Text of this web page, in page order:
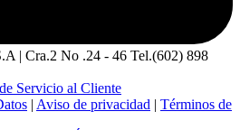
| Cra.2 No .24 - 46 Tel.(602) 898
Servicio al Cliente
| Aviso de privacidad | Términos de